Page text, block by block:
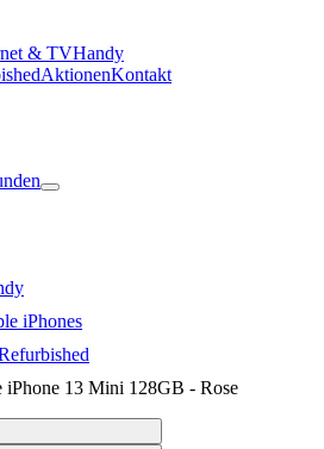
& TVHandy
AktionenKontakt
iPhones
iPhone 13 Mini 128GB - Rose